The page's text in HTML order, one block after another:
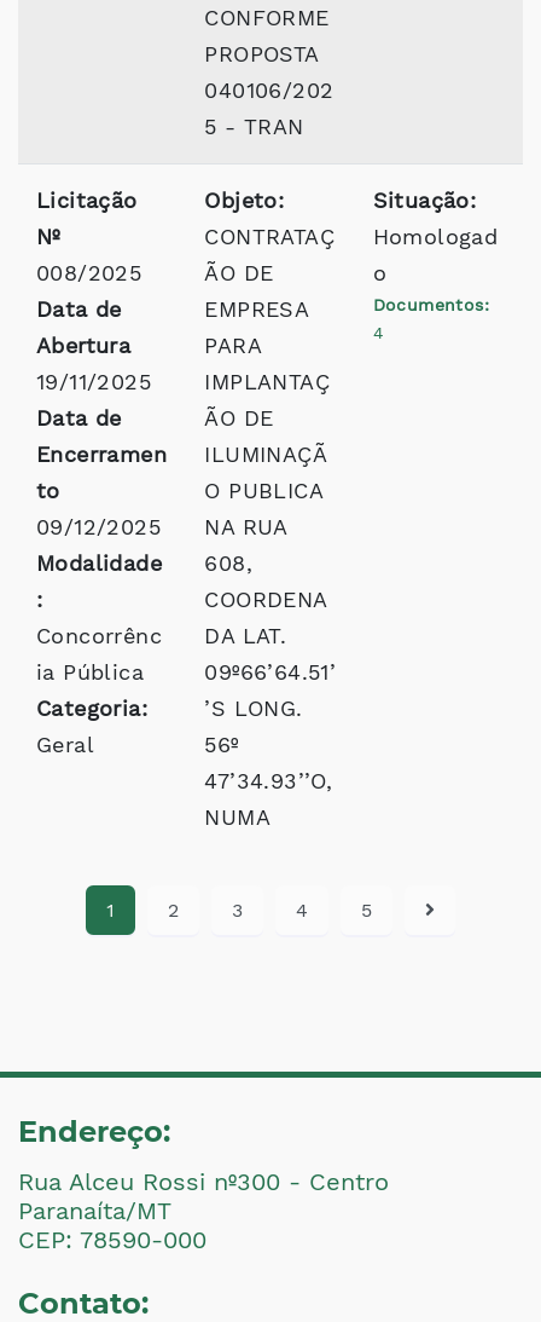
CONFORME
PROPOSTA
040106/202
5 - TRAN
Licitação
Nº
008/2025
Data de
Abertura
19/11/2025
Data de
Encerramen
to
09/12/2025
Modalidade
:
Concorrênc
ia Pública
Categoria:
Geral
Objeto:
CONTRATAÇ
ÃO DE
EMPRESA
PARA
IMPLANTAÇ
ÃO DE
ILUMINAÇÃ
O PUBLICA
NA RUA
608,
COORDENA
DA LAT.
09º66’64.51’
’S LONG.
56º
47’34.93’’O,
NUMA
Situação:
Homologad
o
Documentos:
4
1 2 3 4 5
Endereço:
Rua Alceu Rossi nº300 - Centro
Paranaíta/MT
CEP: 78590-000
Contato: